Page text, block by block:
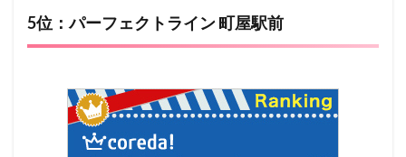
5位：パーフェクトライン 町屋駅前